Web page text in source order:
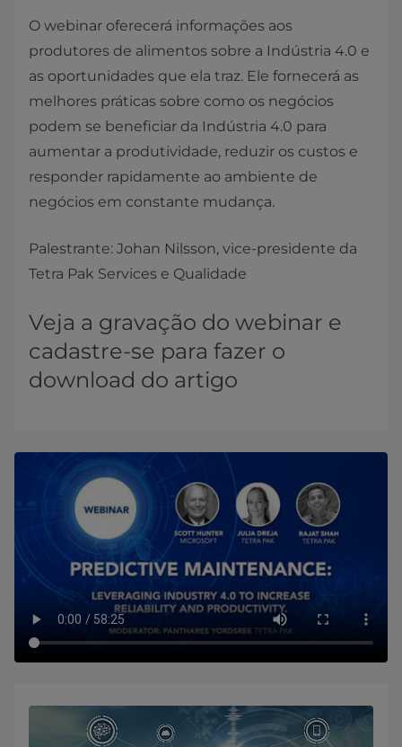
O webinar oferecerá informações aos
produtores de alimentos sobre a Indústria 4.0 e
as oportunidades que ela traz. Ele fornecerá as
melhores práticas sobre como os negócios
podem se beneficiar da Indústria 4.0 para
aumentar a produtividade, reduzir os custos e
responder rapidamente ao ambiente de
negócios em constante mudança.
Palestrante: Johan Nilsson, vice-presidente da
Tetra Pak Services e Qualidade
Veja a gravação do webinar e
cadastre-se para fazer o
download do artigo